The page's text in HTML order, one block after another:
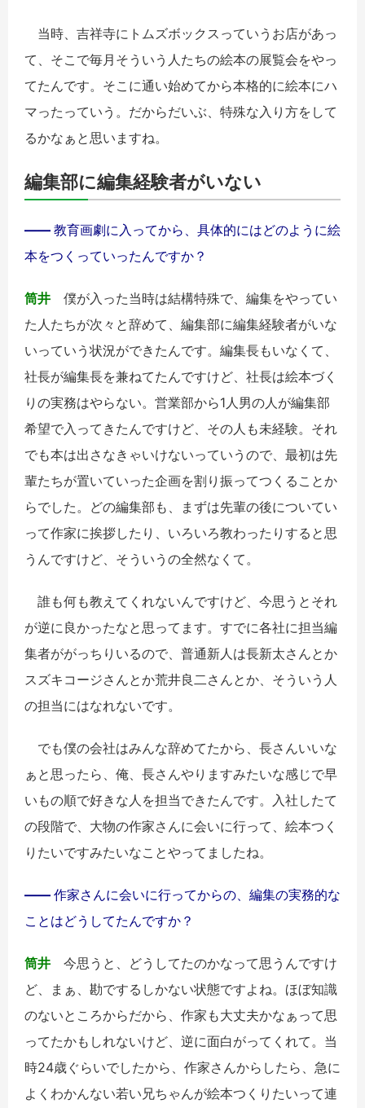
当時、吉祥寺にトムズボックスっていうお店があっ
て、そこで毎月そういう人たちの絵本の展覧会をやっ
てたんです。そこに通い始めてから本格的に絵本にハ
マったっていう。だからだいぶ、特殊な入り方をして
るかなぁと思いますね。
編集部に編集経験者がいない
―― 教育画劇に入ってから、具体的にはどのように絵
本をつくっていったんですか？
筒井 僕が入った当時は結構特殊で、編集をやってい
た人たちが次々と辞めて、編集部に編集経験者がいな
いっていう状況ができたんです。編集長もいなくて、
社長が編集長を兼ねてたんですけど、社長は絵本づく
りの実務はやらない。営業部から1人男の人が編集部
希望で入ってきたんですけど、その人も未経験。それ
でも本は出さなきゃいけないっていうので、最初は先
輩たちが置いていった企画を割り振ってつくることか
らでした。どの編集部も、まずは先輩の後についてい
って作家に挨拶したり、いろいろ教わったりすると思
うんですけど、そういうの全然なくて。
誰も何も教えてくれないんですけど、今思うとそれ
が逆に良かったなと思ってます。すでに各社に担当編
集者ががっちりいるので、普通新人は長新太さんとか
スズキコージさんとか荒井良二さんとか、そういう人
の担当にはなれないです。
でも僕の会社はみんな辞めてたから、長さんいいな
ぁと思ったら、俺、長さんやりますみたいな感じで早
いもの順で好きな人を担当できたんです。入社したて
の段階で、大物の作家さんに会いに行って、絵本つく
りたいですみたいなことやってましたね。
―― 作家さんに会いに行ってからの、編集の実務的な
ことはどうしてたんですか？
筒井 今思うと、どうしてたのかなって思うんですけ
ど、まぁ、勘でするしかない状態ですよね。ほぼ知識
のないところからだから、作家も大丈夫かなぁって思
ってたかもしれないけど、逆に面白がってくれて。当
時24歳ぐらいでしたから、作家さんからしたら、急に
よくわかんない若い兄ちゃんが絵本つくりたいって連